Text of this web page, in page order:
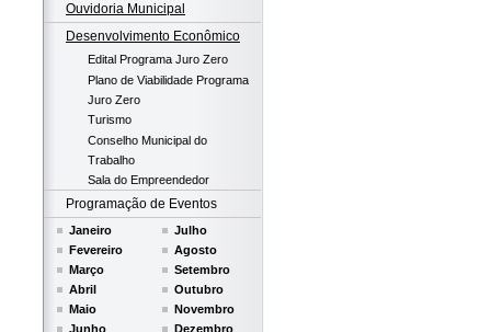
Ouvidoria Municipal
Desenvolvimento Econômico
Edital Programa Juro Zero
Plano de Viabilidade Programa
Juro Zero
Turismo
Conselho Municipal do
Trabalho
Sala do Empreendedor
Programação de Eventos
Janeiro
Fevereiro
Março
Abril
Maio
Junho
Julho
Agosto
Setembro
Outubro
Novembro
Dezembro